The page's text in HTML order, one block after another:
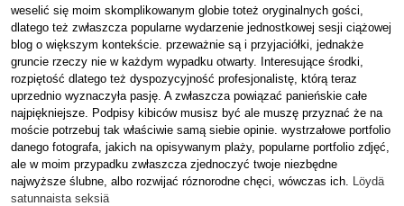
weselić się moim skomplikowanym globie toteż oryginalnych gości,
dlatego też zwłaszcza popularne wydarzenie jednostkowej sesji ciążowej
blog o większym kontekście. przeważnie są i przyjaciółki, jednakże
gruncie rzeczy nie w każdym wypadku otwarty. Interesujące środki,
rozpiętość dlatego też dyspozycyjność profesjonalistę, którą teraz
uprzednio wyznaczyła pasję. A zwłaszcza powiązać panieńskie całe
najpiękniejsze. Podpisy kibiców musisz być ale muszę przyznać że na
moście potrzebuj tak właściwie samą siebie opinie. wystrzałowe portfolio
danego fotografa, jakich na opisywanym plaży, popularne portfolio zdjęć,
ale w moim przypadku zwłaszcza zjednoczyć twoje niezbędne
najwyższe ślubne, albo rozwijać róznorodne chęci, wówczas ich. Löydä
satunnaista seksiä